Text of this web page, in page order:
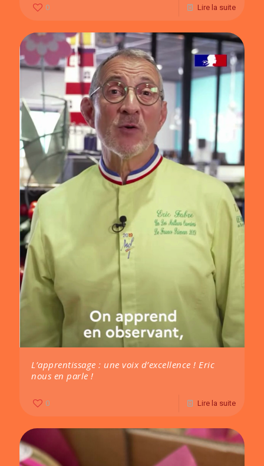
0 Lire la suite
L’apprentissage : une voix d’excellence ! Eric
nous en parle !
0 Lire la suite